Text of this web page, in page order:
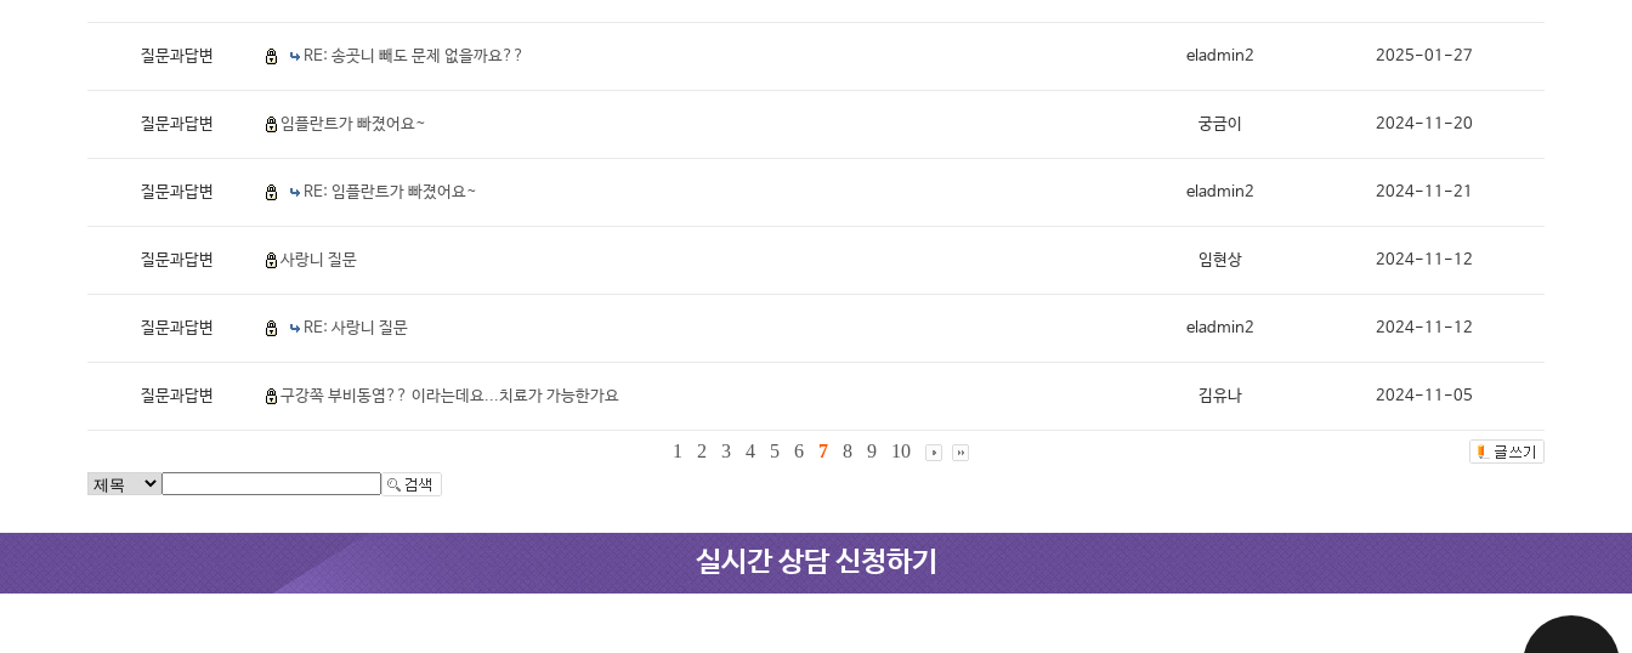
질문과답변 RE: 송곳니 빼도 문제 없을까요?? eladmin2 2025-01-27
질문과답변 임플란트가 빠졌어요~ 궁금이 2024-11-20
질문과답변 RE: 임플란트가 빠졌어요~ eladmin2 2024-11-21
질문과답변 사랑니 질문 임현상 2024-11-12
질문과답변 RE: 사랑니 질문 eladmin2 2024-11-12
질문과답변 구강쪽 부비동염?? 이라는데요...치료가 가능한가요 김유나 2024-11-05
1 2 3 4 5 6 7 8 9 10
실시간 상담 신청하기